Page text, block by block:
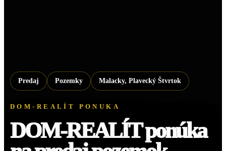
Predaj Pozemky Malacky, Plavecký Štvrtok
DOM-REALÍT PONUKA
DOM-REALÍT ponúka